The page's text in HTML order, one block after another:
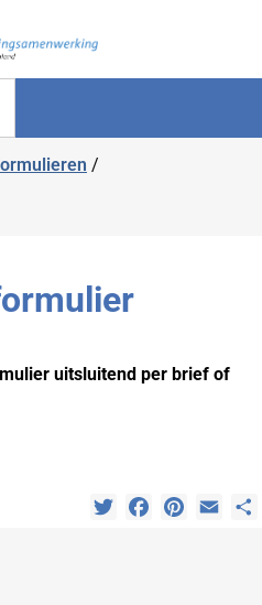
/
uitsluitend per brief of
TwitterFacebookPinterest